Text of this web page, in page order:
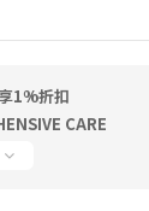
1%折扣
CARE